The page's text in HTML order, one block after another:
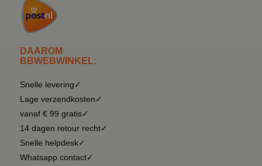
DAAROM
BBWEBWINKEL:
Snelle levering✓
Lage verzendkosten✓
vanaf € 99 gratis✓
14 dagen retour recht✓
Snelle helpdesk✓
Whatsapp contact✓